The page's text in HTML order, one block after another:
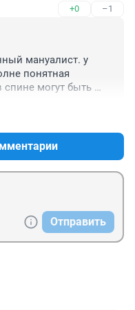
+0 –1
мануалист. у
понятная
спине могут быть
Отправить